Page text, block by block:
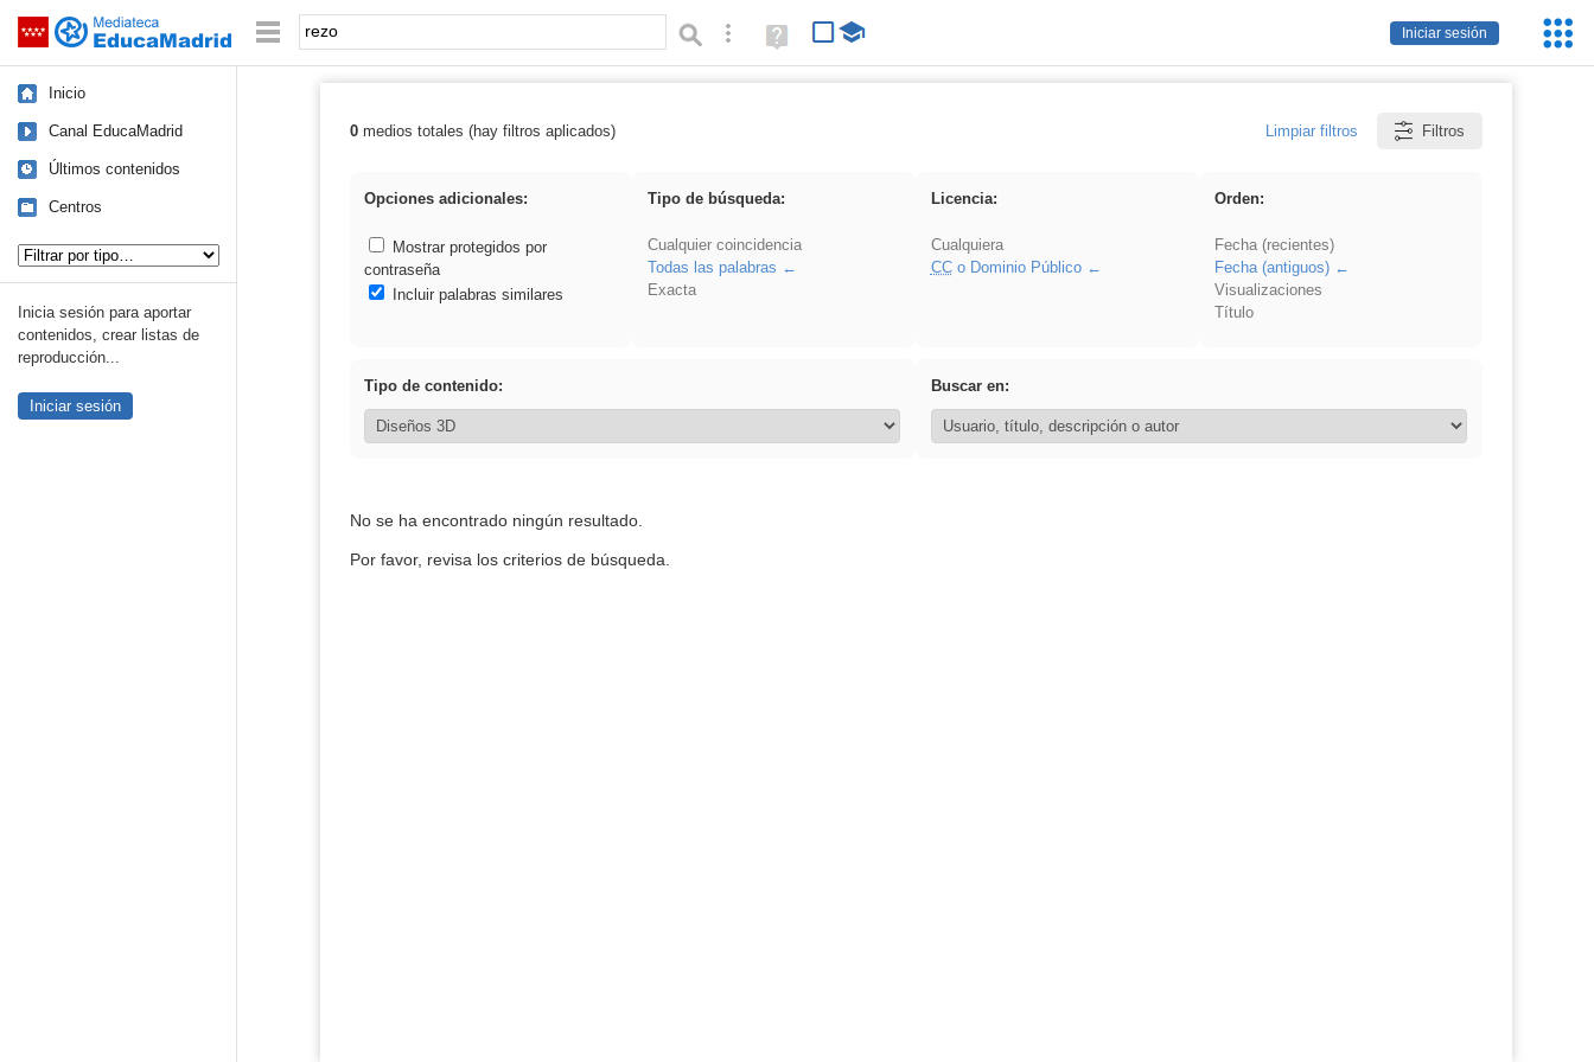
Saltar navegación
Iniciar sesión
Palabra o frase: Búsqueda avanzada
Ayuda
(en
Inicio
Canal EducaMadrid
Últimos contenidos
Centros
Inicia sesión para aportar
contenidos, crear listas de
reproducción...
Iniciar sesión
Resultados de: rezo
0medios totales (hay filtros aplicados) Limpiar filtros Filtros
Opciones adicionales:
Mostrar protegidos por
contraseña
Incluir palabras similares
Tipo de búsqueda:
Cualquier coincidencia
Todas las palabras
Exacta
Licencia:
Cualquiera
CCo Dominio Público
Orden:
Fecha (recientes)
Fecha (antiguos)
Visualizaciones
Título
Tipo de contenido: Buscar en:
No se ha encontrado ningún resultado.
Por favor, revisa los criterios de búsqueda.